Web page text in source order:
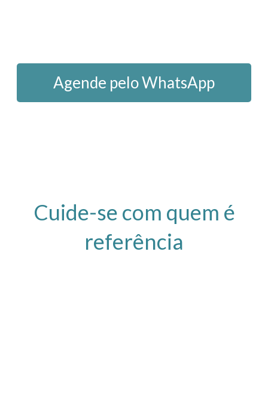
Agende pelo WhatsApp
Cuide-se com quem é
referência